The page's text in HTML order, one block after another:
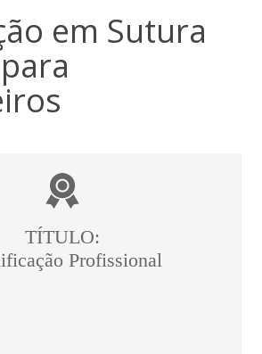
em Sutura